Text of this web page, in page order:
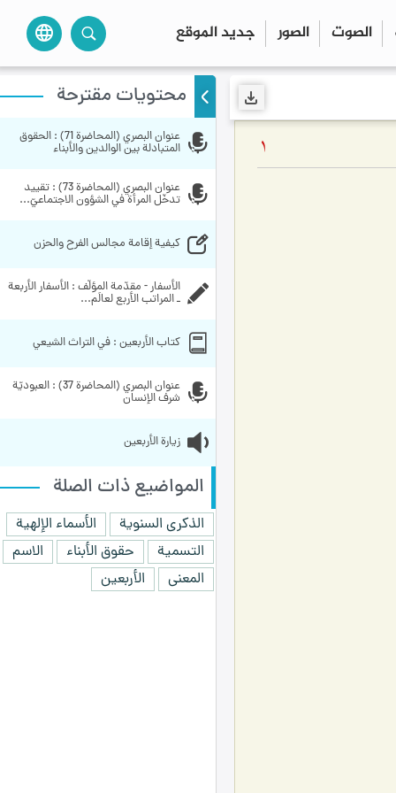
الصوت الصور جديد الموقع language
1
محتويات مقترحة
المتبادلة بين الوالدين والأبناء
تدخّل المرأة في الشؤون الاجتماعيّ...
كيفية إقامة مجالس الفرح والحزن
ـ المراتب الأربع لعالَم...
کتاب الأربعين : في التراث الشيعي
شرف الإنسان
زيارة الأربعين
المواضيع ذات الصلة
الذكرى السنوية
الأسماء الإلهية
التسمية
حقوق الأبناء
الاسم
المعنى
الأربعين